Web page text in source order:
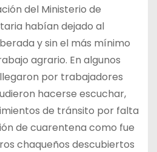
del Ministerio de
habían dejado al
y sin el más mínimo
agrario. En algunos
por trabajadores
hacerse escuchar,
de tránsito por falta
de cuarentena como fue
chaqueños descubiertos